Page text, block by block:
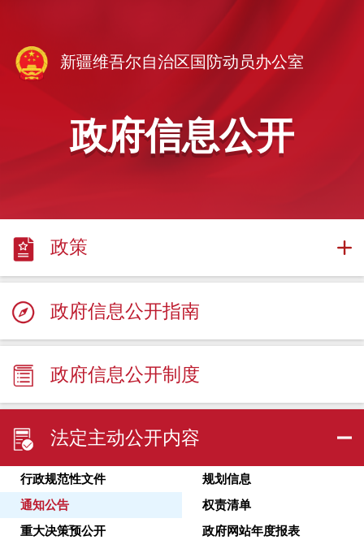
新疆维吾尔自治区国防动员办公室
政府信息公开
政策
政府信息公开指南
政府信息公开制度
法定主动公开内容
行政规范性文件
规划信息
通知公告
权责清单
重大决策预公开
政府网站年度报表